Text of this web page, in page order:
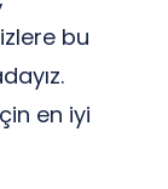
bu
en iyi